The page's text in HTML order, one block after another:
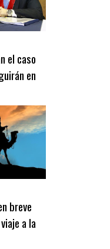
el caso
en
breve
a la